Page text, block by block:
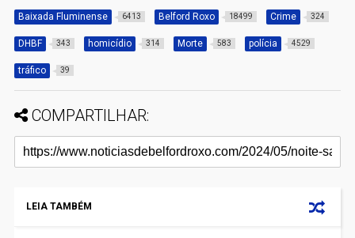
Baixada Fluminense 6413 Belford Roxo 18499 Crime 324
DHBF 343 homicídio 314 Morte 583 polícia 4529
tráfico 39
COMPARTILHAR:
LEIA TAMBÉM